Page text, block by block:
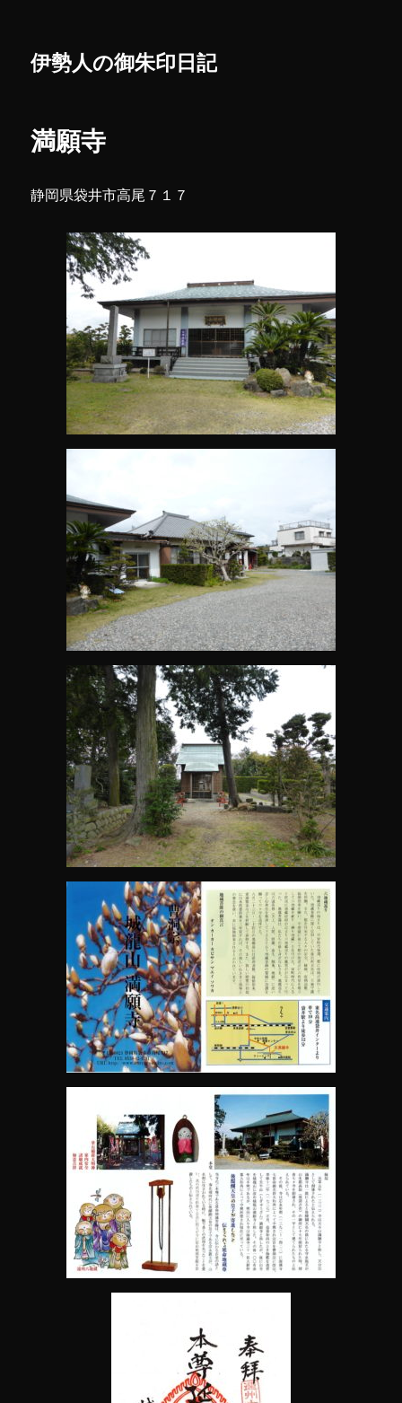
伊勢人の御朱印日記
満願寺
静岡県袋井市高尾７１７